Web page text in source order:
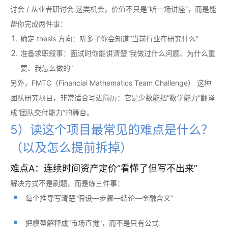
讨会 / 从业者研讨会 这类机会，价值不只是“听一场讲座”，而是能
帮你完成两件事：
确定 thesis 方向：听多了你会知道“当前行业在研究什么”
准备求职叙事：面试时你能讲清楚“我做过什么问题、为什么重
要、我怎么做的”
另外，FMTC（Financial Mathematics Team Challenge） 这种
团队研究项目，非常适合写进简历：它是少数能把“数学能力”翻译
成“团队交付能力”的舞台。
5）读这个项目最常见的难点是什么？
（以及怎么提前拆掉）
难点A：连续时间资产定价“看懂了但写不出来”
解决方式不是刷题，而是练三件事：
每个推导写清楚“假设—步骤—结论—金融含义”
把模型解释成“市场直觉”，而不是只有公式